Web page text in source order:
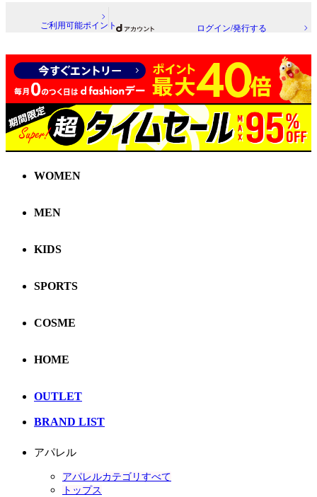
ご利用可能ポイント ログイン/発行する
WOMEN
MEN
KIDS
SPORTS
COSME
HOME
OUTLET
BRAND LIST
アパレル
アパレルカテゴリすべて
トップス